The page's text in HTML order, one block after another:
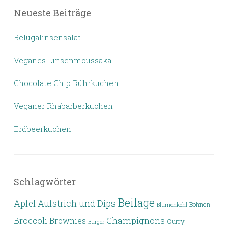
Neueste Beiträge
Belugalinsensalat
Veganes Linsenmoussaka
Chocolate Chip Rührkuchen
Veganer Rhabarberkuchen
Erdbeerkuchen
Schlagwörter
ApfelAufstrich und Dips Beilage Blumenkohl Bohnen
Broccoli Brownies Burger Champignons Curry